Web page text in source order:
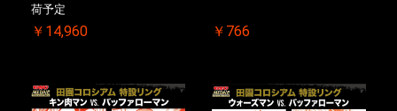
荷予定
￥14,960 ￥766